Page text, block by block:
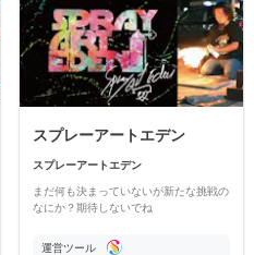
スプレーアートエデン
スプレーアートエデン
まだ何も決まっていないが新たな挑戦の
なにか？期待しないでね
運営ツール